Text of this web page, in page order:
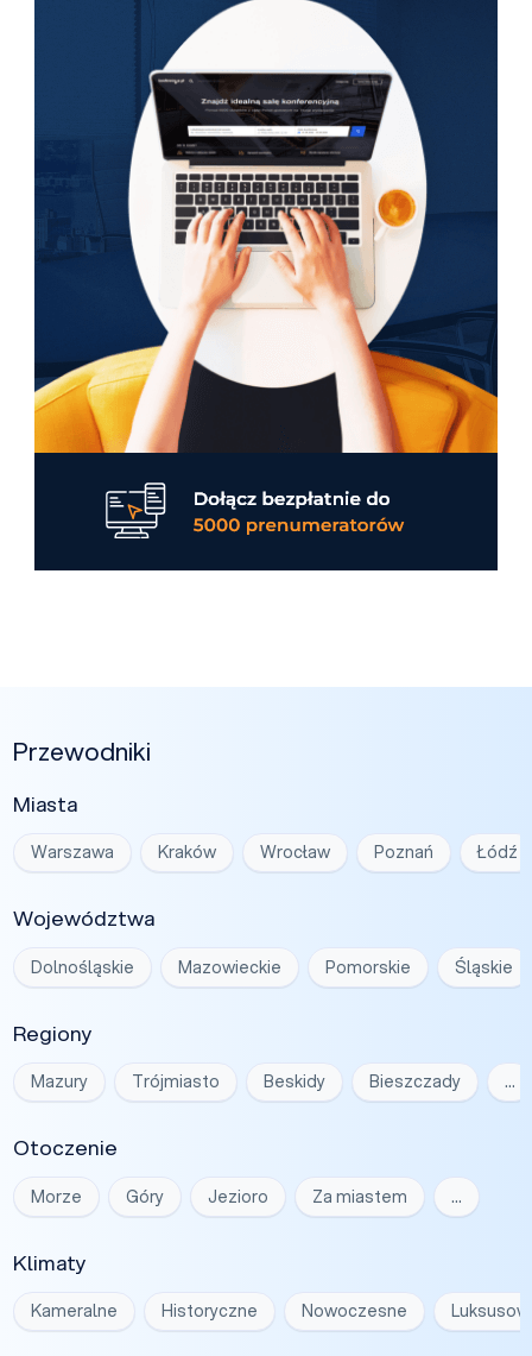
Przewodniki
Miasta
Warszawa Kraków Wrocław Poznań Łódź
Województwa
Dolnośląskie Mazowieckie Pomorskie Śląskie
Regiony
Mazury Trójmiasto Beskidy Bieszczady …
Otoczenie
Morze Góry Jezioro Za miastem …
Klimaty
Kameralne Historyczne Nowoczesne